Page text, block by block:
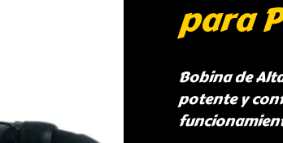
para
Bobina de
potente y